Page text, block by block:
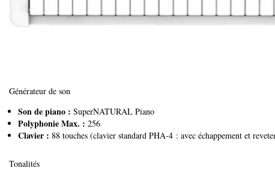
Générateur de son
Son de piano : SuperNATURAL Piano
Polyphonie Max. : 256
Clavier : 88 touches (clavier standard PHA-4 : avec échappement et
Tonalités